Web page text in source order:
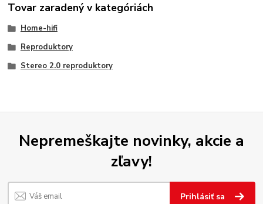
Tovar zaradený v kategóriách
Home-hifi
Reproduktory
Stereo 2.0 reproduktory
Nepremeškajte novinky, akcie a
zľavy!
Prihlásiť sa